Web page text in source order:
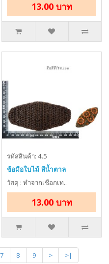
13.00 บาท
รหัสสินค้า: 4.5
ข้อมือใบไม้ สีน้ำตาล
วัสดุ : ทำจากเชือกเท..
13.00 บาท
7 8 9 >
>|